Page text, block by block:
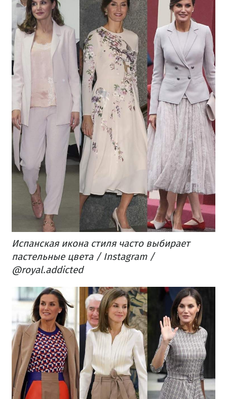
Испанская икона стиля часто выбирает
пастельные цвета / Instagram /
@royal.addicted